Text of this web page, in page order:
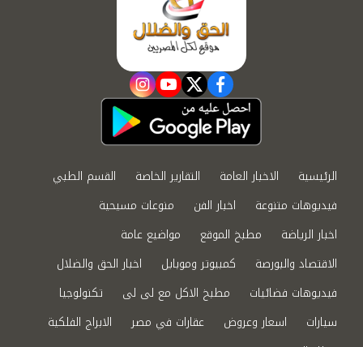
facebook
twitter
youtube
instagram
الرئيسية الاخبار العامة التقارير الخاصة
القسم الطبي
فيديوهات متنوعة
اخبار الفن
منوعات مسيحية
اخبار الرياضة
مطبخ الموقع
مواضيع عامة
الاقتصاد والبورصة
كمبيوتر وموبايل
اخبار الحق والضلال
فيديوهات فضائيات
مطبخ الاكل مع لى لى
تكنولوجيا
سيارات
اسعار وعروض عقارات في مصر
الابراج الفلكية